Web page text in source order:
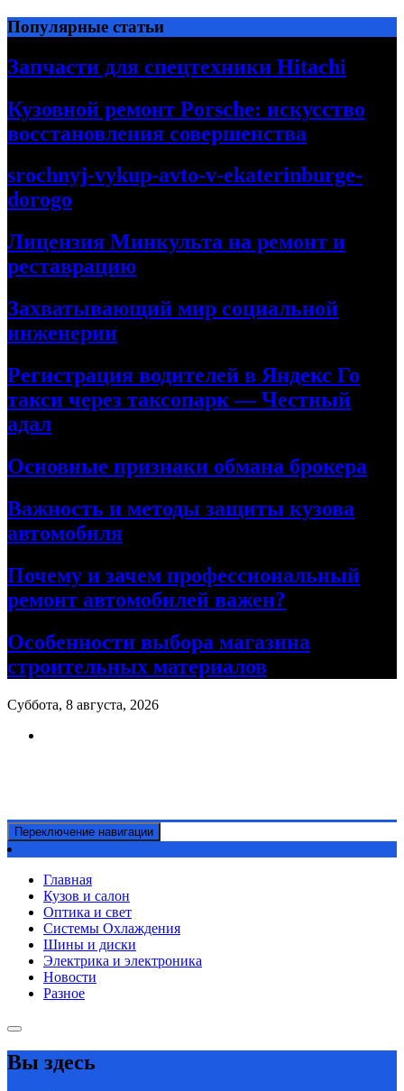
Перейти
к
содержимому
Популярные статьи
Запчасти для спецтехники Hitachi
Кузовной ремонт Porsche: искусство
восстановления совершенства
srochnyj-vykup-avto-v-ekaterinburge-
dorogo
Лицензия Минкульта на ремонт и
реставрацию
Захватывающий мир социальной
инженерии
Регистрация водителей в Яндекс Го
такси через таксопарк — Честный
адал
Основные признаки обмана брокера
Важность и методы защиты кузова
автомобиля
Почему и зачем профессиональный
ремонт автомобилей важен?
Особенности выбора магазина
строительных материалов
Суббота, 8 августа, 2026
Переключение навигации
Главная
Кузов и салон
Оптика и свет
Системы Охлаждения
Шины и диски
Электрика и электроника
Новости
Разное
Вы здесь